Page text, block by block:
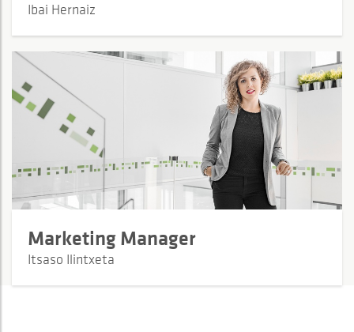
Ibai Hernaiz
Marketing Manager
Itsaso Ilintxeta